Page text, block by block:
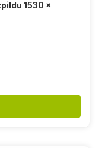
1530 x